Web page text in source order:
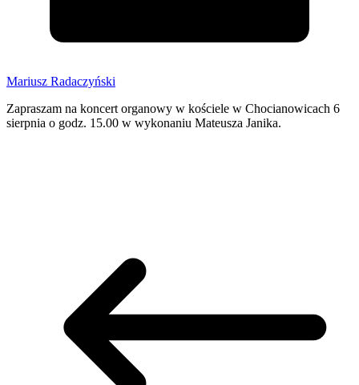
Mariusz Radaczyński
Zapraszam na koncert organowy w kościele w Chocianowicach 6
sierpnia o godz. 15.00 w wykonaniu Mateusza Janika.